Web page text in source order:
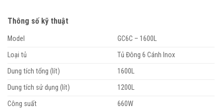
Thông số kỹ thuật
Model
GC6C – 1600L
Loại tủ
Tủ Đông 6 Cánh Inox
Dung tích tổng (lít)
1600L
Dung tích sử dụng (lít)
1200L
Công suất
660W